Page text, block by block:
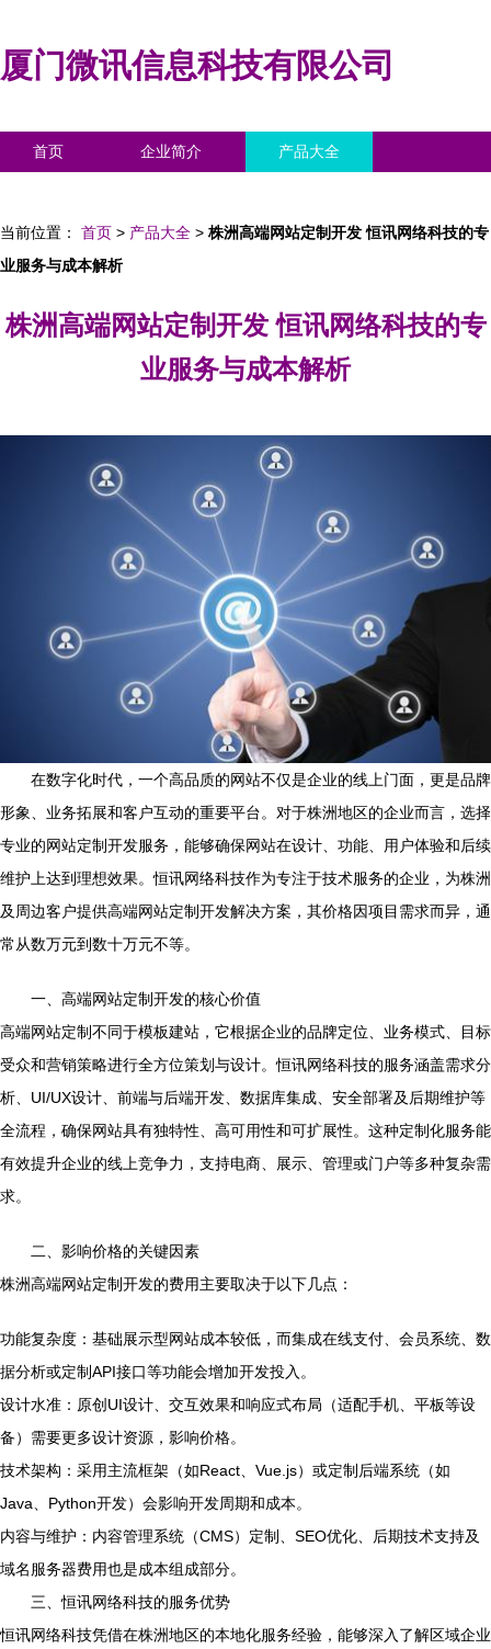
厦门微讯信息科技有限公司
首页 企业简介 产品大全
当前位置： 首页 > 产品大全 > 株洲高端网站定制开发 恒讯网络科技的专
业服务与成本解析
株洲高端网站定制开发 恒讯网络科技的专
业服务与成本解析
在数字化时代，一个高品质的网站不仅是企业的线上门面，更是品牌
形象、业务拓展和客户互动的重要平台。对于株洲地区的企业而言，选择
专业的网站定制开发服务，能够确保网站在设计、功能、用户体验和后续
维护上达到理想效果。恒讯网络科技作为专注于技术服务的企业，为株洲
及周边客户提供高端网站定制开发解决方案，其价格因项目需求而异，通
常从数万元到数十万元不等。
一、高端网站定制开发的核心价值
高端网站定制不同于模板建站，它根据企业的品牌定位、业务模式、目标
受众和营销策略进行全方位策划与设计。恒讯网络科技的服务涵盖需求分
析、UI/UX设计、前端与后端开发、数据库集成、安全部署及后期维护等
全流程，确保网站具有独特性、高可用性和可扩展性。这种定制化服务能
有效提升企业的线上竞争力，支持电商、展示、管理或门户等多种复杂需
求。
二、影响价格的关键因素
株洲高端网站定制开发的费用主要取决于以下几点：
功能复杂度：基础展示型网站成本较低，而集成在线支付、会员系统、数
据分析或定制API接口等功能会增加开发投入。
设计水准：原创UI设计、交互效果和响应式布局（适配手机、平板等设
备）需要更多设计资源，影响价格。
技术架构：采用主流框架（如React、Vue.js）或定制后端系统（如
Java、Python开发）会影响开发周期和成本。
内容与维护：内容管理系统（CMS）定制、SEO优化、后期技术支持及
域名服务器费用也是成本组成部分。
三、恒讯网络科技的服务优势
恒讯网络科技凭借在株洲地区的本地化服务经验，能够深入了解区域企业